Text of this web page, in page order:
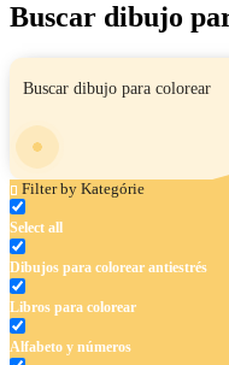
Buscar dibujo
Filter by Kategórie
Select all
Dibujos para colorear antiestrés
Libros para colorear
Alfabeto y números
Ingrese el nombre, el área o
buscando.